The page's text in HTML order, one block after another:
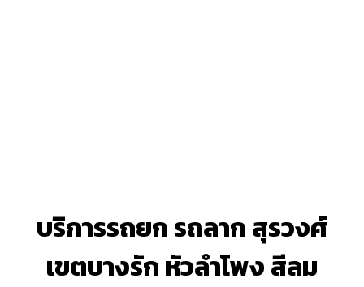
บริการรถยก รถลาก สุรวงศ์
เขตบางรัก หัวลำโพง สีลม